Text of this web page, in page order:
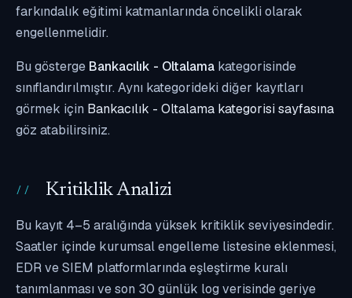
farkındalık eğitimi katmanlarında öncelikli olarak
engellenmelidir.
Bu gösterge Bankacılık - Oltalama kategorisinde
sınıflandırılmıştır. Aynı kategorideki diğer kayıtları
görmek için Bankacılık - Oltalama kategorisi sayfasına
göz atabilirsiniz.
Kritiklik Analizi
Bu kayıt 4–5 aralığında yüksek kritiklik seviyesindedir.
Saatler içinde kurumsal engelleme listesine eklenmesi,
EDR ve SIEM platformlarında eşleştirme kuralı
tanımlanması ve son 30 günlük log verisinde geriye